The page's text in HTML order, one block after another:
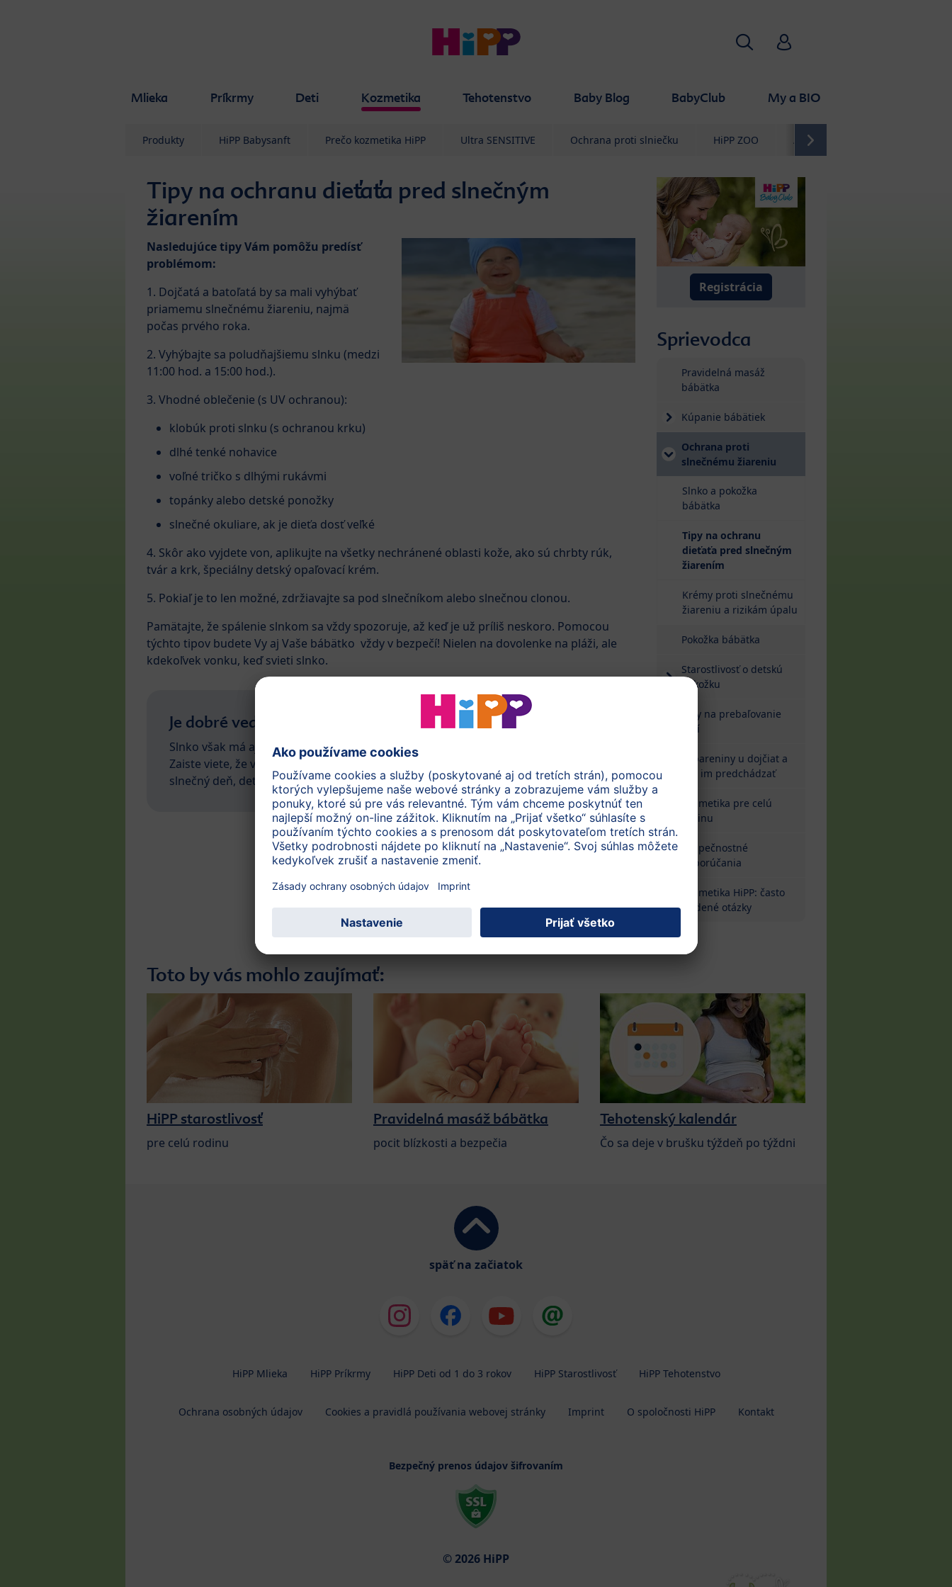
Mlieka Príkrmy Deti Kozmetika Tehotenstvo Baby Blog BabyClub My a BIO
HľadaťHiPP Babyclub
Produkty HiPP Babysanft Prečo kozmetika HiPP Ultra SENSITIVE Ochrana proti slniečku HiPP ZOO Aj pre mňa
Tipy na ochranu dieťaťa pred slnečným
žiarením
Nasledujúce tipy Vám pomôžu predísť
problémom:
1. Dojčatá a batoľatá by sa mali vyhýbať
priamemu slnečnému žiareniu, najmä
počas prvého roka.
2. Vyhýbajte sa poludňajšiemu slnku (medzi
11:00 hod. a 15:00 hod.).
3. Vhodné oblečenie (s UV ochranou):
klobúk proti slnku (s ochranou krku)
dlhé tenké nohavice
voľné tričko s dlhými rukávmi
topánky alebo detské ponožky
slnečné okuliare, ak je dieťa dosť veľké
4. Skôr ako vyjdete von, aplikujte na všetky nechránené oblasti kože, ako sú chrbty rúk,
tvár a krk, špeciálny detský opaľovací krém.
5. Pokiaľ je to len možné, zdržiavajte sa pod slnečníkom alebo slnečnou clonou.
Pamätajte, že spálenie slnkom sa vždy spozoruje, až keď je už príliš neskoro. Pomocou
týchto tipov budete Vy aj Vaše bábätko vždy v bezpečí! Nielen na dovolenke na pláži, ale
kdekoľvek vonku, keď svieti slnko.
Je dobré vedieť, že:
Slnko však má aj svoje výhody. Telesná aktivita a trávenie čas vonku je dôležité.
Zaiste viete, že vďaka slnku a svetlu sa cítime lepšie. Vaše dieťa cíti to isté – keď je
slnečný deň, deti sú šťastnejšie a majú viac energie.
Registrácia
Sprievodca
Pravidelná masáž
bábätka
Kúpanie bábätiek
Ochrana proti
slnečnému žiareniu
Slnko a pokožka
bábätka
Tipy na ochranu
dieťaťa pred slnečným
žiarením
Krémy proti slnečnému
žiareniu a rizikám úpalu
Pokožka bábätka
Starostlivosť o detskú
pokožku
Tipy na prebaľovanie
detí
Zapareniny u dojčiat a
ako im predchádzať
Kozmetika pre celú
rodinu
Bezpečnostné
odporúčania
Kozmetika HiPP: často
kladené otázky
Toto by vás mohlo zaujímať:
HiPP starostlivosť
pre celú rodinu
Pravidelná masáž bábätka
pocit blízkosti a bezpečia
Tehotenský kalendár
Čo sa deje v brušku týždeň po týždni
späť na začiatok
HiPP Mlieka HiPP Príkrmy HiPP Deti od 1 do 3 rokov HiPP Starostlivosť HiPP Tehotenstvo
Ochrana osobných údajov Cookies a pravidlá používania webovej stránky Imprint O spoločnosti HiPP Kontakt
Bezpečný prenos údajov šifrovaním
© 2026 HiPP